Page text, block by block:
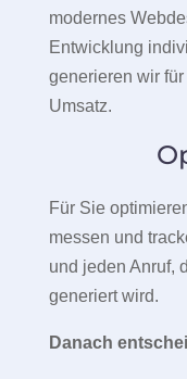
modernes
Entwicklung
generieren wir
Umsatz.
Für Sie
messen und
und jeden Anruf,
generiert wird.
Danach